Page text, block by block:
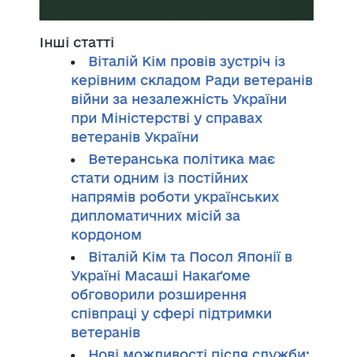
Інші статті
Віталій Кім провів зустріч із
керівним складом Ради ветеранів
війни за незалежність України
при Міністерстві у справах
ветеранів України
Ветеранська політика має
стати одним із постійних
напрямів роботи українських
дипломатичних місій за
кордоном
Віталій Кім та Посол Японії в
Україні Масаші Накаґоме
обговорили розширення
співпраці у сфері підтримки
ветеранів
Нові можливості після служби: